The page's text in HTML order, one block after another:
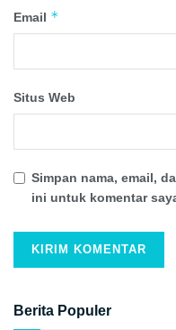
Email *
Situs Web
Simpan nama, email,
ini untuk komentar
Berita Populer